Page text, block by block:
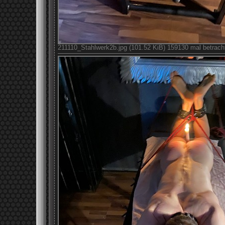
211110_Stahlwerk2b.jpg (101.52 KiB) 159130 mal